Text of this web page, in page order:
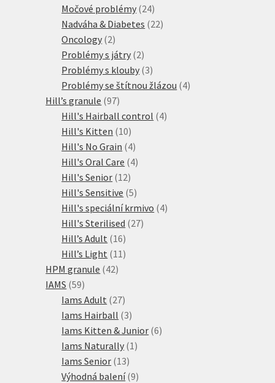
produktů
Močové problémy 2424
produktů
Nadváha & Diabetes 2222
Oncology 22
produkty
Problémy s játry 22
produkty
Problémy s klouby 33
produkty
Problémy se štítnou žlázou 44
Hill’s granule 9797
produktů
Hill's Hairball control 44
Hill's Kitten 1010
produktů
Hill's No Grain 44
produkty
Hill's Oral Care 44
Hill's Senior 1212
produktů
Hill's Sensitive 55
produktů
Hill's speciální krmivo 44
Hill's Sterilised 2727
Hill’s Adult 1616
produktů
Hill’s Light 11 11
HPM granule 4242
IAMS 5959
produktů
Iams Adult 2727
produktů
Iams Hairball 33
produkty
Iams Kitten & Junior 66
Iams Naturally 1 1
Iams Senior 1313
produktů
Výhodná balení 99